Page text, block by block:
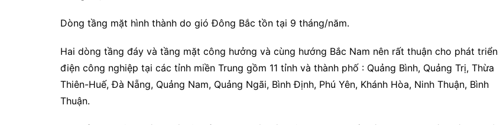
Dòng tầng mặt hình thành do gió Đông Bắc tồn tại 9 tháng/năm.
Hai dòng tầng đáy và tầng mặt công hưởng và cùng hướng Bắc Nam nên rất thuận cho phát triển
điện công nghiệp tại các tỉnh miền Trung gồm 11 tỉnh và thành phố : Quảng Bình, Quảng Trị, Thừa
Thiên-Huế, Đà Nẵng, Quảng Nam, Quảng Ngãi, Bình Định, Phú Yên, Khánh Hòa, Ninh Thuận, Bình
Thuận.